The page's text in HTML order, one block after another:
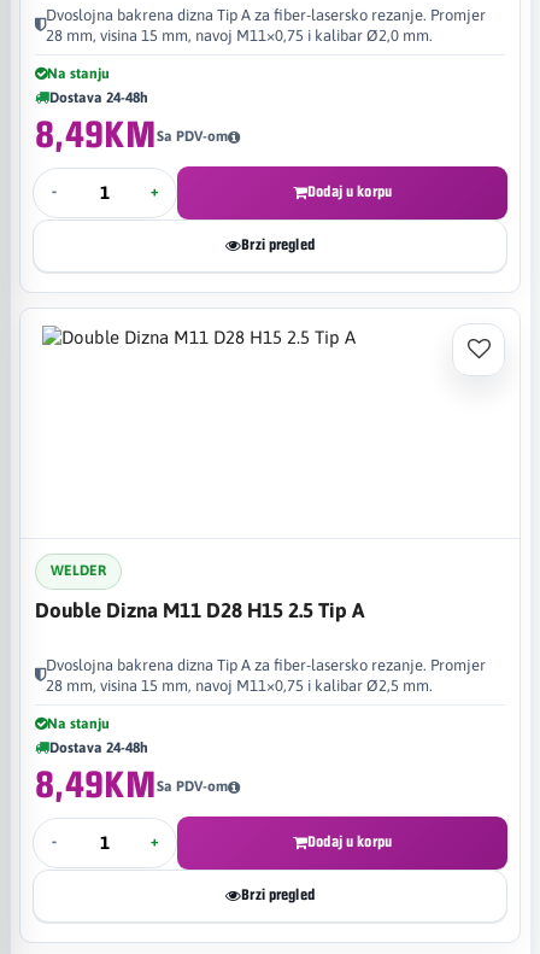
Dvoslojna bakrena dizna Tip A za fiber-lasersko rezanje. Promjer
28 mm, visina 15 mm, navoj M11×0,75 i kalibar Ø2,0 mm.
Na stanju
Dostava 24-48h
8,49KMSa PDV-om
- + Dodaj u korpu
Brzi pregled
WELDER
Double Dizna M11 D28 H15 2.5 Tip A
Dvoslojna bakrena dizna Tip A za fiber-lasersko rezanje. Promjer
28 mm, visina 15 mm, navoj M11×0,75 i kalibar Ø2,5 mm.
Na stanju
Dostava 24-48h
8,49KMSa PDV-om
- + Dodaj u korpu
Brzi pregled